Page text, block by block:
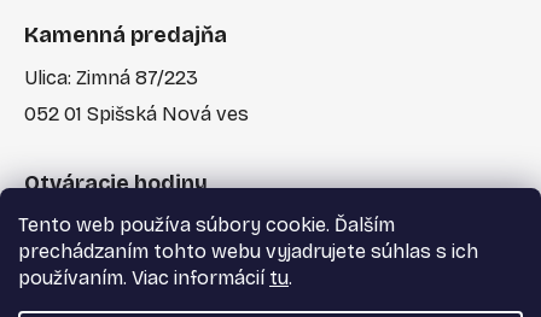
Tento web používa súbory cookie. Ďalším
prechádzaním tohto webu vyjadrujete súhlas s ich
používaním. Viac informácií tu.
Kamenná predajňa
Ulica: Zimná 87/223
052 01 Spišská Nová ves
Otváracie hodiny
Po-Pia: 7:30 - 17:00